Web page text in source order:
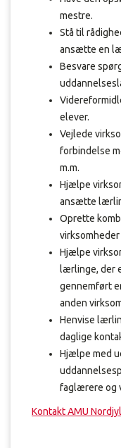
mestre.
Stå til
ansætte en
Besvare
elever.
Vejlede
forbindelse
m.m.
Hjælpe
ansætte
Oprette
Hjælpe
lærlinge, der
gennemført
anden
Henvise
daglige
Hjælpe med
faglærere og
Kontakt AMU